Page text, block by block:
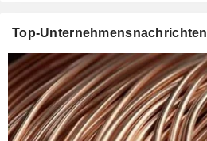
Top-Unternehmensnachrichten